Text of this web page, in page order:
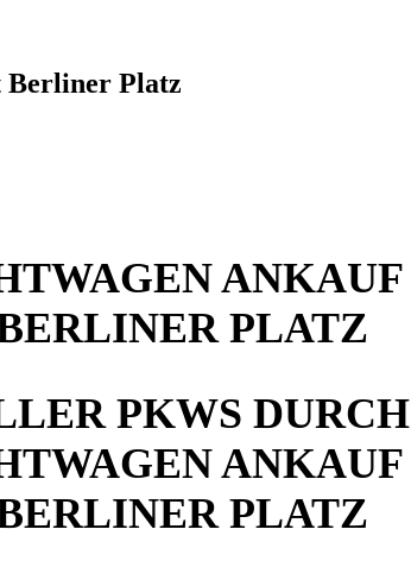
Berliner Platz
ANKAUF
PLATZ
PKWS DURCH
ANKAUF
PLATZ